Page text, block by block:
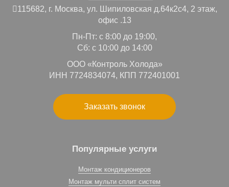
115682, г. Москва, ул. Шипиловская д.64к2с4, 2 этаж,
офис .13
Пн-Пт: с 8:00 до 19:00,
Сб: с 10:00 до 14:00
ООО «Контроль Холода»
ИНН 7724834074, КПП 772401001
Заказать звонок
Популярные услуги
Монтаж кондиционеров
Монтаж мульти сплит систем